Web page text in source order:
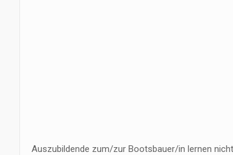
Auszubildende zum/zur Bootsbauer/in lernen